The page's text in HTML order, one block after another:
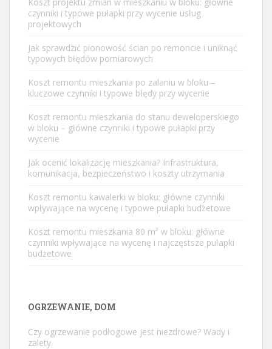
czynniki i typowe pułapki przy wycenie usług
projektowych
Jak sprawdzić pionowość ścian po remoncie i uniknąć
typowych błędów pomiarowych
Koszt remontu mieszkania po zalaniu w bloku –
kluczowe czynniki i typowe błędy przy wycenie
Koszt remontu mieszkania do stanu deweloperskiego
w bloku – główne czynniki i typowe pułapki przy
wycenie
Jak ocenić lokalizację mieszkania? Infrastruktura,
komunikacja, bezpieczeństwo i koszty utrzymania
Koszt remontu kawalerki w bloku: główne czynniki
wpływające na wycenę i typowe pułapki budżetowe
Koszt remontu mieszkania 80 m² w bloku: główne
czynniki wpływające na wycenę i najczęstsze pułapki
budżetowe
OGRZEWANIE, DOM
Czy ogrzewanie podłogowe jest niezdrowe? Wady i
zalety.